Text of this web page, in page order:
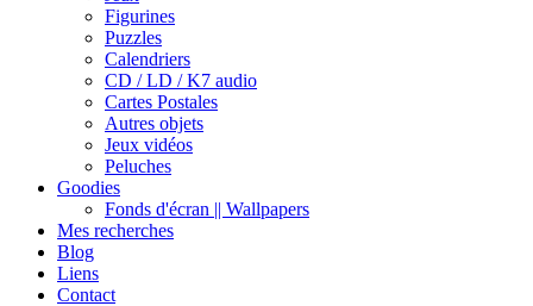
Figurines
Puzzles
Calendriers
CD / LD / K7 audio
Cartes Postales
Autres objets
Jeux vidéos
Peluches
Goodies
Fonds d'écran || Wallpapers
Mes recherches
Blog
Liens
Contact